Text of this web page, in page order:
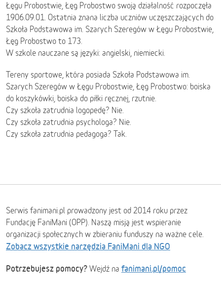
Łęgu Probostwie, Łęg Probostwo swoją działalność rozpoczęła
1906.09.01. Ostatnia znana liczba uczniów uczęszczających do
Szkoła Podstawowa im. Szarych Szeregów w Łęgu Probostwie,
Łęg Probostwo to 173.
W szkole nauczane są języki: angielski, niemiecki.
Tereny sportowe, która posiada Szkoła Podstawowa im.
Szarych Szeregów w Łęgu Probostwie, Łęg Probostwo: boiska
do koszykówki, boiska do piłki ręcznej, rzutnie.
Czy szkoła zatrudnia logopedę? Nie.
Czy szkoła zatrudnia psychologa? Nie.
Czy szkoła zatrudnia pedagoga? Tak.
Serwis fanimani.pl prowadzony jest od 2014 roku przez
Fundację FaniMani (OPP). Naszą misją jest wspieranie
organizacji społecznych w zbieraniu funduszy na ważne cele.
Zobacz wszystkie narzędzia FaniMani dla NGO
Potrzebujesz pomocy? Wejdź na fanimani.pl/pomoc